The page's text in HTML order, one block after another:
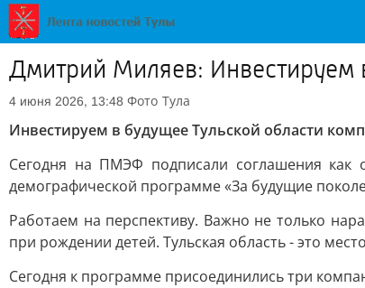
Дмитрий Миляев: Инвестируем
4 июня 2026, 13:48 Фото Тула
Инвестируем в будущее Тульской области
Сегодня на ПМЭФ подписали соглашения как
демографической программе «За будущие
Работаем на перспективу. Важно не только
при рождении детей. Тульская область - это
Сегодня к программе присоединились три